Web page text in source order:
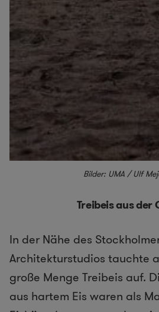
Bilder: UMA / Ulf
Treibeis aus der
In der Nähe des
Architekturstudios tauchte
große Menge Treibeis auf.
aus hartem Eis waren als